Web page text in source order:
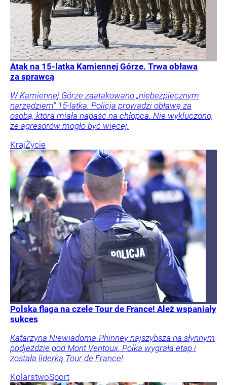
Atak na 15-latka Kamiennej Górze. Trwa obława
za sprawcą
W Kamiennej Górze zaatakowano „niebezpiecznym
narzędziem” 15-latka. Policja prowadzi obławę za
osobą, która miała napaść na chłopca. Nie wykluczono,
że agresorów mogło być więcej.
KrajŻycie
Polska flaga na czele Tour de France! Ależ wspaniały
sukces
Katarzyna Niewiadoma-Phinney najszybsza na słynnym
podjeździe pod Mont Ventoux. Polka wygrała etap i
została liderką Tour de France!
KolarstwoSport